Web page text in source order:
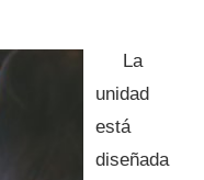
La
unidad
está
diseñada